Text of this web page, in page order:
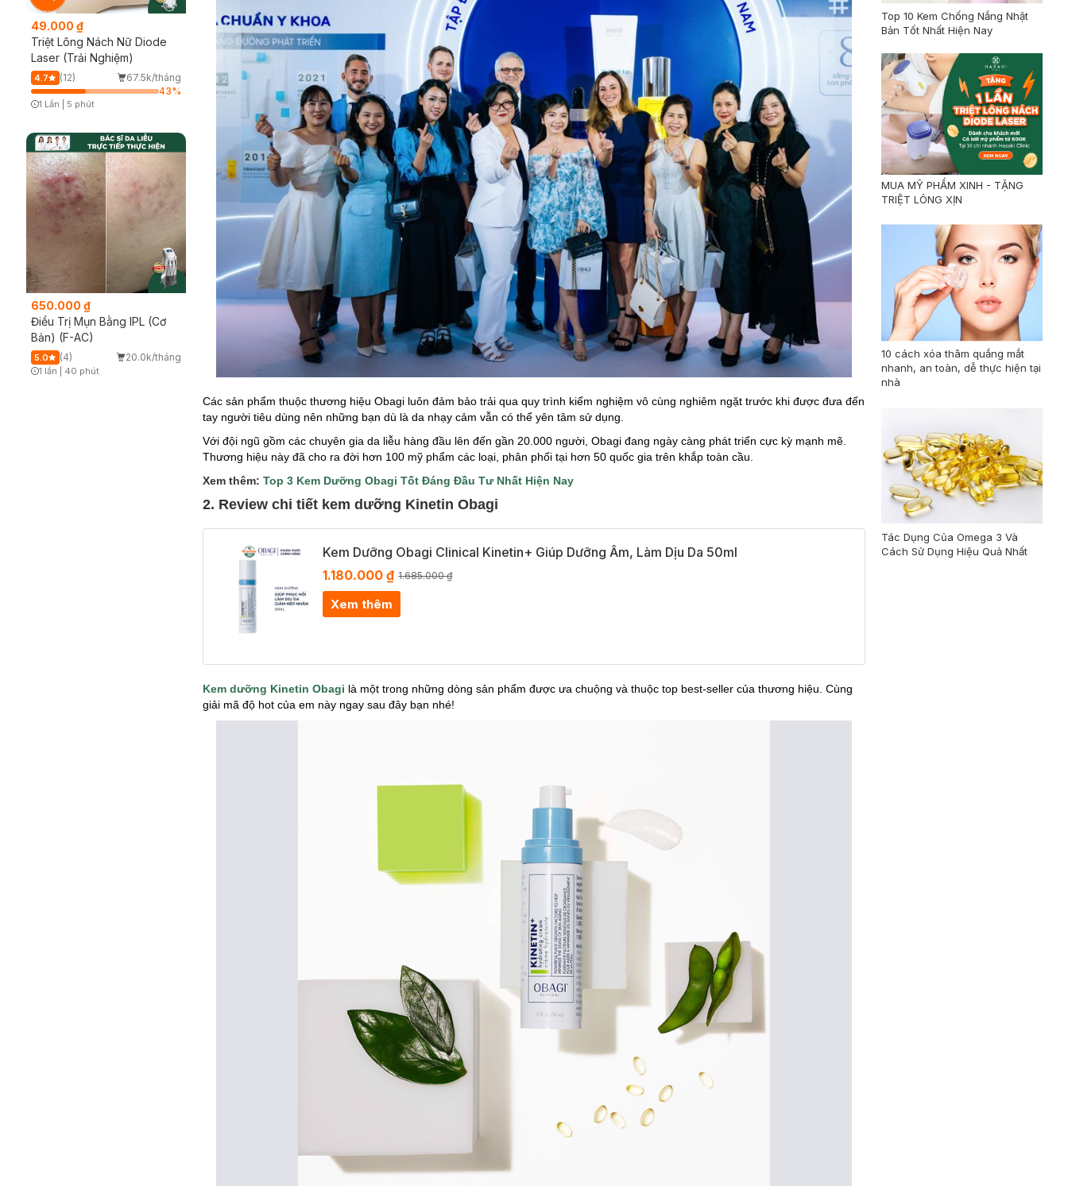
49.000 ₫
Triệt Lông Nách Nữ Diode
Laser (Trải Nghiệm)
4.7 (12)
67.5k/tháng
43%
1 Lần 5 phút
650.000 ₫
Điều Trị Mụn Bằng IPL (Cơ
Bản) (F-AC)
5.0 (4) 20.0k/tháng
Timer Gray Icon
1 lần 40 phút
Các sản phẩm thuộc thương hiệu Obagi luôn đảm bảo trải qua quy trình kiểm nghiệm vô cùng nghiêm ngặt trước khi được đưa đến
tay người tiêu dùng nên những bạn dù là da nhạy cảm vẫn có thể yên tâm sử dụng.
Với đội ngũ gồm các chuyên gia da liễu hàng đầu lên đến gần 20.000 người, Obagi đang ngày càng phát triển cực kỳ mạnh mẽ.
Thương hiệu này đã cho ra đời hơn 100 mỹ phẩm các loại, phân phối tại hơn 50 quốc gia trên khắp toàn cầu.
Xem thêm: Top 3 Kem Dưỡng Obagi Tốt Đáng Đầu Tư Nhất Hiện Nay
2. Review chi tiết kem dưỡng Kinetin Obagi
Kem Dưỡng Obagi Clinical Kinetin+ Giúp Dưỡng Ẩm, Làm Dịu Da 50ml
1.180.000 ₫ 1.685.000 ₫
Xem thêm
Kem dưỡng Kinetin Obagi là một trong những dòng sản phẩm được ưa chuộng và thuộc top best-seller của thương hiệu. Cùng
giải mã độ hot của em này ngay sau đây bạn nhé!
Top 10 Kem Chống Nắng Nhật
Bản Tốt Nhất Hiện Nay
MUA MỸ PHẨM XINH - TẶNG
TRIỆT LÔNG XỊN
10 cách xóa thâm quầng mắt
nhanh, an toàn, dễ thực hiện tại
nhà
Tác Dụng Của Omega 3 Và
Cách Sử Dụng Hiệu Quả Nhất